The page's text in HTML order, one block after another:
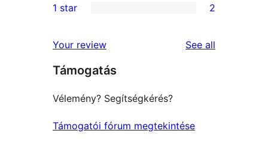
review
star
2-
reviews
star
reviews
1 star 2
Your review See all
Támogatás
Vélemény? Segítségkérés?
Támogatói fórum megtekintése